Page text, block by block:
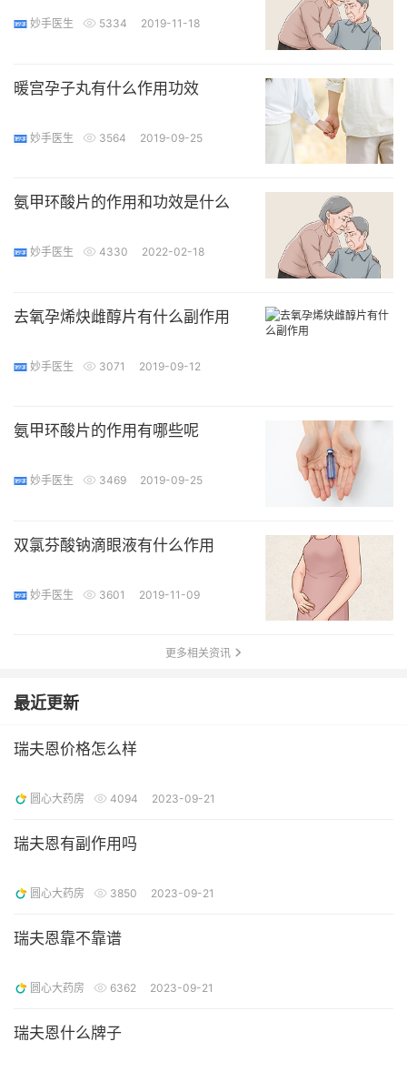
妙手医生 5334 2019-11-18
暖宫孕子丸有什么作用功效
妙手医生 3564 2019-09-25
氨甲环酸片的作用和功效是什么
妙手医生 4330 2022-02-18
去氧孕烯炔雌醇片有什么副作用
妙手医生 3071 2019-09-12
氨甲环酸片的作用有哪些呢
妙手医生 3469 2019-09-25
双氯芬酸钠滴眼液有什么作用
妙手医生 3601 2019-11-09
更多相关资讯
最近更新
瑞夫恩价格怎么样
圆心大药房 4094 2023-09-21
瑞夫恩有副作用吗
圆心大药房 3850 2023-09-21
瑞夫恩靠不靠谱
圆心大药房 6362 2023-09-21
瑞夫恩什么牌子